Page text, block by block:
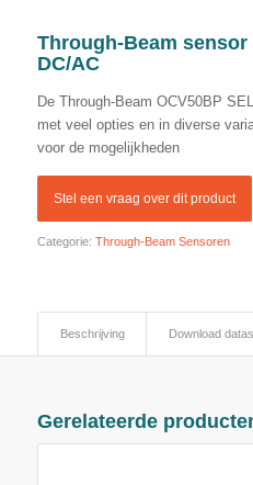
Through-Beam sensor
DC/AC
De Through-Beam OCV50BP
met veel opties en in diverse
voor de mogelijkheden
Categorie: Through-Beam Sensoren
Beschrijving Download
Gerelateerde